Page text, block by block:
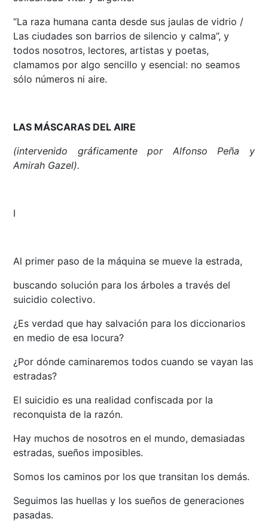
“La raza humana canta desde sus jaulas de vidrio /
Las ciudades son barrios de silencio y calma”, y
todos nosotros, lectores, artistas y poetas,
clamamos por algo sencillo y esencial: no seamos
sólo números ni aire.
LAS MÁSCARAS DEL AIRE
(intervenido gráficamente por Alfonso Peña y
Amirah Gazel).
I
Al primer paso de la máquina se mueve la estrada,
buscando solución para los árboles a través del
suicidio colectivo.
¿Es verdad que hay salvación para los diccionarios
en medio de esa locura?
¿Por dónde caminaremos todos cuando se vayan las
estradas?
El suicidio es una realidad confiscada por la
reconquista de la razón.
Hay muchos de nosotros en el mundo, demasiadas
estradas, sueños imposibles.
Somos los caminos por los que transitan los demás.
Seguimos las huellas y los sueños de generaciones
pasadas.